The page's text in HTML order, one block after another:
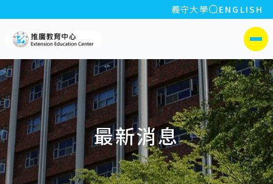
:::
義守大學 全站搜索
ENGLISH
側選單
最新消息